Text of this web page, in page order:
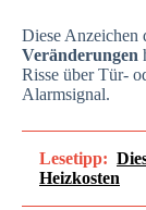
Diese Anzeichen
Veränderungen
Risse über Tür-
Alarmsignal.
Lesetipp:
Heizkosten